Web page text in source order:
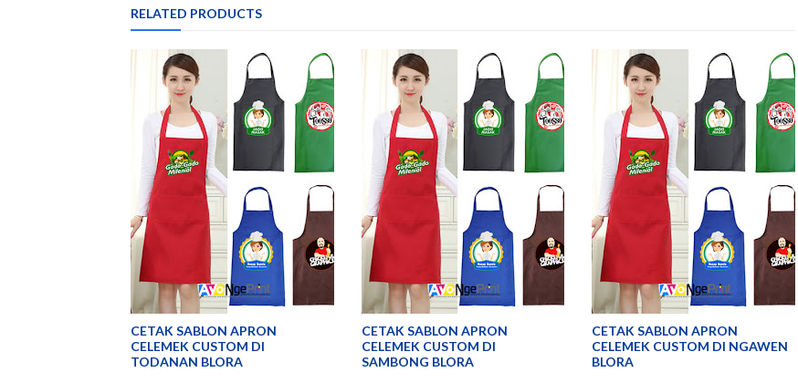
RELATED PRODUCTS
CETAK SABLON APRON
CELEMEK CUSTOM DI
TODANAN BLORA
CETAK SABLON APRON
CELEMEK CUSTOM DI
SAMBONG BLORA
CETAK SABLON APRON
CELEMEK CUSTOM DI NGAWEN
BLORA